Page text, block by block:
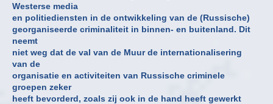
Westerse media
en politiediensten in de ontwikkeling van de (Russische)
georganiseerde criminaliteit in binnen- en buitenland. Dit
neemt
niet weg dat de val van de Muur de internationalisering
van de
organisatie en activiteiten van Russische criminele
groepen zeker
heeft bevorderd, zoals zij ook in de hand heeft gewerkt